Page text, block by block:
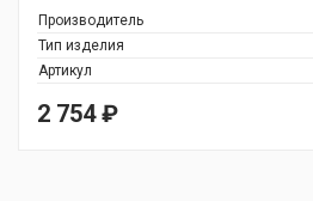
Производитель
Тип изделия
Артикул
2 754₽